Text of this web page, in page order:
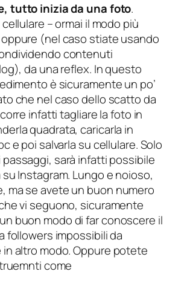
tutto inizia da una foto.
– ormai il modo più
(nel caso stiate usando
contenuti
da una reflex. In questo
è sicuramente un po’
che nel caso dello scatto da
infatti tagliare la foto in
quadrata, caricarla in
e poi salvarla su cellulare. Solo
sarà infatti possibile
Instagram. Lungo e noioso,
ma se avete un buon numero
vi seguono, sicuramente
buon modo di far conoscere il
followers impossibili da
altro modo. Oppure potete
come